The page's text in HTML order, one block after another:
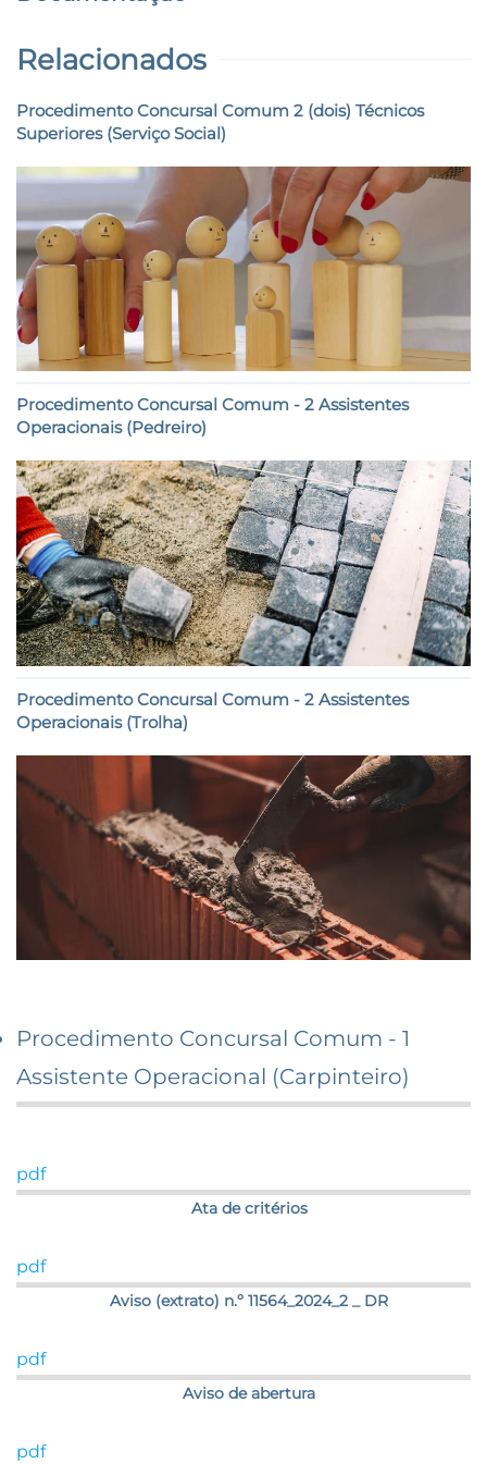
Relacionados
Procedimento Concursal Comum 2 (dois) Técnicos
Superiores (Serviço Social)
Procedimento Concursal Comum - 2 Assistentes
Operacionais (Pedreiro)
Procedimento Concursal Comum - 2 Assistentes
Operacionais (Trolha)
Procedimento Concursal Comum - 1
Assistente Operacional (Carpinteiro)
pdf
Ata de critérios
pdf
Aviso (extrato) n.º 11564_2024_2 _ DR
pdf
Aviso de abertura
pdf